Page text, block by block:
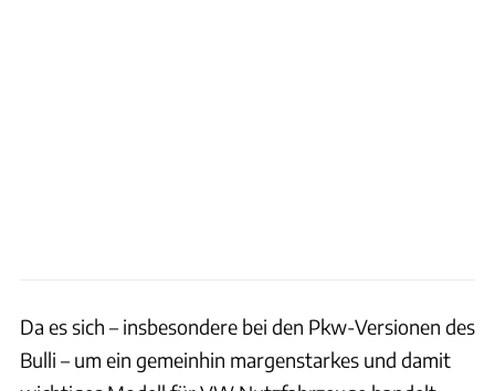
Da es sich – insbesondere bei den Pkw-Versionen des
Bulli – um ein gemeinhin margenstarkes und damit